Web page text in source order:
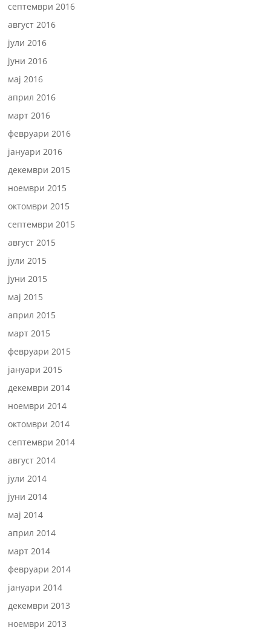
септември 2016
август 2016
јули 2016
јуни 2016
мај 2016
април 2016
март 2016
февруари 2016
јануари 2016
декември 2015
ноември 2015
октомври 2015
септември 2015
август 2015
јули 2015
јуни 2015
мај 2015
април 2015
март 2015
февруари 2015
јануари 2015
декември 2014
ноември 2014
октомври 2014
септември 2014
август 2014
јули 2014
јуни 2014
мај 2014
април 2014
март 2014
февруари 2014
јануари 2014
декември 2013
ноември 2013